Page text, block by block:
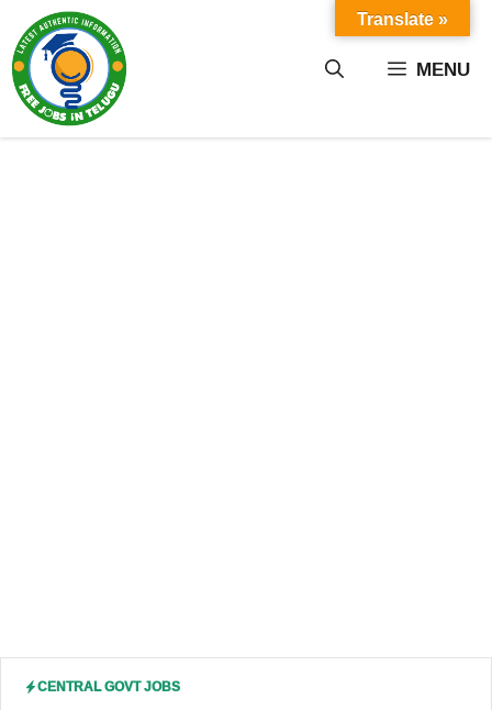
content MENU
CENTRAL GOVT JOBS
Translate »